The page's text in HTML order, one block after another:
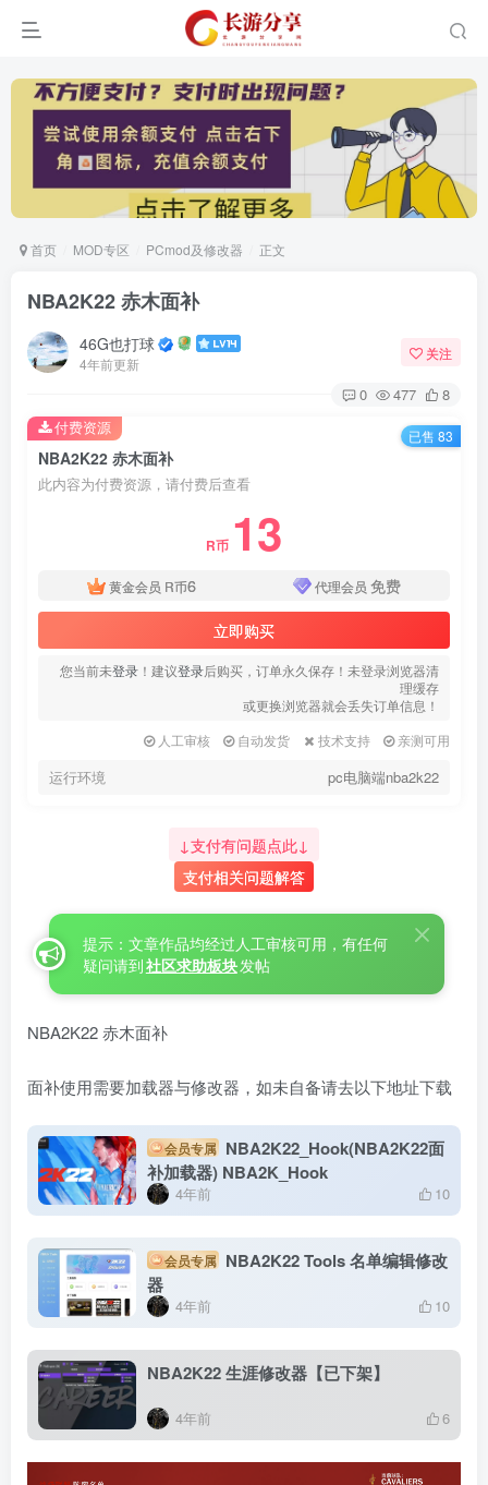
首页 MOD专区 PCmod及修改器 正文
NBA2K22 赤木面补
46G也打球
4年前更新
关注
0 477 8
NBA2K22 赤木面补
此内容为付费资源，请付费后查看
R币 13
黄金会员 R币6 代理会员 免费
立即购买
您当前未登录 ！建议登录后购买，订单永久保存！未登录浏览器清
理缓存
或更换浏览器就会丢失订单信息！
人工审核
自动发货 技术支持 亲测可用
运行环境 pc电脑端nba2k22
付费资源 已售 83
↓支付有问题点此↓
支付相关问题解答
提示：文章作品均经过人工审核可用，有任何
疑问请到社区求助板块发帖
NBA2K22 赤木面补
面补使用需要加载器与修改器，如未自备请去以下地址下载
会员专属 NBA2K22_Hook(NBA2K22面
补加载器) NBA2K_Hook
4年前 10
会员专属 NBA2K22 Tools 名单编辑修改
器
4年前 10
NBA2K22 生涯修改器【已下架】
4年前 6